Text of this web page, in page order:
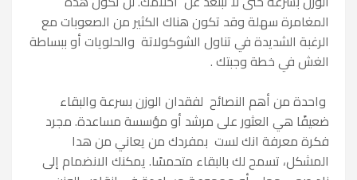
المغامرة سهلة وقد تكون هناك الكثير من الصعوبات مع
الرغبة الشديدة في تناول الشوكولاتة والحلويات أو ببساطة
الغش في خطة وجبتك .
واحدة من أهم النصائح لفقدان الوزن بسرعة والبقاء
ضعيفًا هي العثور على مرشد أو مؤسسة مساعدة. مجرد
فكرة معرفة انك لست بمفردك من يعاني من هدا
المشكل، تسمح لك بالبقاء متحمسًا. يمكنك الانضمام إلى